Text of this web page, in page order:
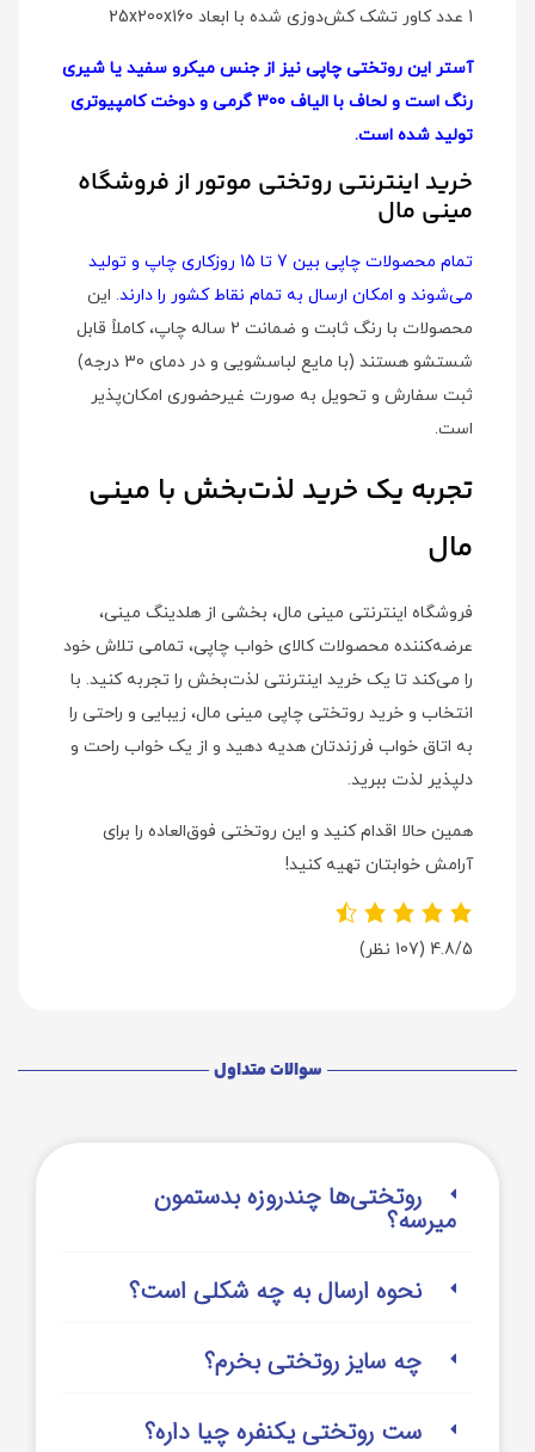
1 عدد کاور تشک کش‌دوزی شده با ابعاد 25x200x160
آستر این روتختی چاپی نیز از جنس میکرو سفید یا شیری
رنگ است و لحاف با الیاف 300 گرمی و دوخت کامپیوتری
تولید شده است.
خرید اینترنتی روتختی موتور از فروشگاه
مینی مال
تمام محصولات چاپی بین 7 تا 15 روزکاری چاپ و تولید
می‌شوند و امکان ارسال به تمام نقاط کشور را دارند. این
محصولات با رنگ ثابت و ضمانت 2 ساله چاپ، کاملاً قابل
شستشو هستند (با مایع لباسشویی و در دمای 30 درجه)
ثبت سفارش و تحویل به صورت غیرحضوری امکان‌پذیر
است.
تجربه یک خرید لذت‌بخش با مینی
مال
فروشگاه اینترنتی مینی مال، بخشی از هلدینگ مینی،
عرضه‌کننده محصولات کالای خواب چاپی، تمامی تلاش خود
را می‌کند تا یک خرید اینترنتی لذت‌بخش را تجربه کنید. با
انتخاب و خرید روتختی چاپی مینی مال، زیبایی و راحتی را
به اتاق خواب فرزندتان هدیه دهید و از یک خواب راحت و
دلپذیر لذت ببرید.
همین حالا اقدام کنید و این روتختی فوق‌العاده را برای
آرامش خوابتان تهیه کنید!
4.8/5 (107 نظر)
سوالات متداول
روتختی‌‌ها چندروزه بدستمون
میرسه؟
نحوه ارسال به چه شکلی است؟
چه سایز روتختی بخرم؟
ست روتختی یکنفره چیا داره؟